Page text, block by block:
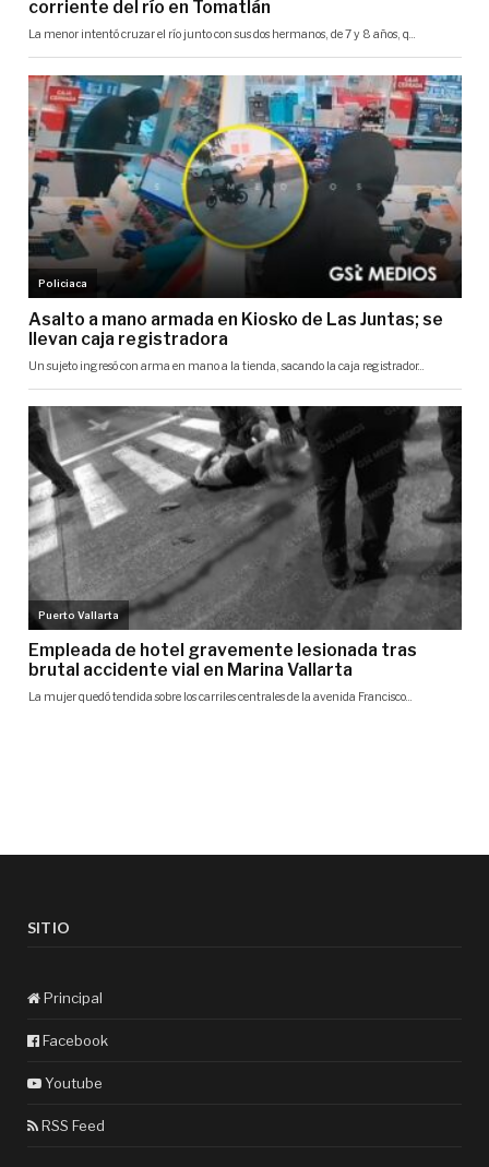
SITIO
Principal
Facebook
Youtube
RSS Feed